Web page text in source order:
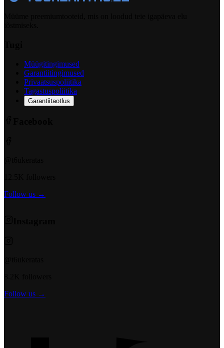
Müügitingimused
Garantiitingimused
Privaatsuspoliitika
Tagastuspoliitika
Garantiitaotlus
Follow us →
Follow us →